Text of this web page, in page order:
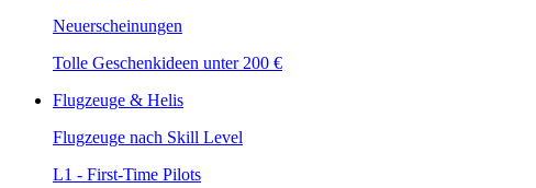
Neuerscheinungen
Tolle Geschenkideen unter 200 €
Flugzeuge & Helis
Flugzeuge nach Skill Level
L1 - First-Time Pilots